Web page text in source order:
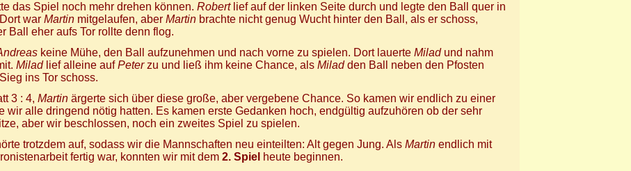
das Spiel noch mehr drehen können. Robertlief auf der linken Seite durch und legte den Ball quer in
war Martin mitgelaufen, aber Martin brachte nicht genug Wucht hinter den Ball, als er schoss,
Ball eher aufs Tor rollte denn flog.
keine Mühe, den Ball aufzunehmen und nach vorne zu spielen. Dort lauerte Miladund nahm
Miladlief alleine aufPeterzu und ließ ihm keine Chance, als Miladden Ball neben den Pfosten
ins Tor schoss.
3 : 4, Martin ärgerte sich über diese große, aber vergebene Chance. So kamen wir endlich zu einer
wir alle dringend nötig hatten. Es kamen erste Gedanken hoch, endgültig aufzuhören ob der sehr
aber wir beschlossen, noch ein zweites Spiel zu spielen.
trotzdem auf, sodass wir die Mannschaften neu einteilten: Alt gegen Jung. Als Martin endlich mit
fertig war, konnten wir mit dem 2. Spiel heute beginnen.